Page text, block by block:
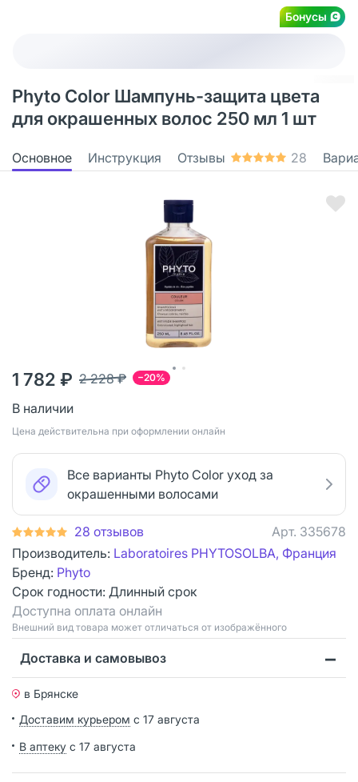
Бонусы
Phyto Color Шампунь-защита цвета
для окрашенных волос 250 мл 1 шт
Основное Инструкция Отзывы 28
−20%
2 228 ₽
1 782 ₽
В наличии
Цена действительна при оформлении онлайн
Все варианты Phyto Color уход за
окрашенными волосами
28 отзывов Арт. 335678
Производитель: Laboratoires PHYTOSOLBA, Франция
Бренд: Phyto
Срок годности: Длинный срок
Доступна оплата онлайн
Bнешний вид товара может отличаться от изображённого
Доставка и самовывоз
в Брянске
Доставим курьером с 17 августа
В аптеку с 17 августа